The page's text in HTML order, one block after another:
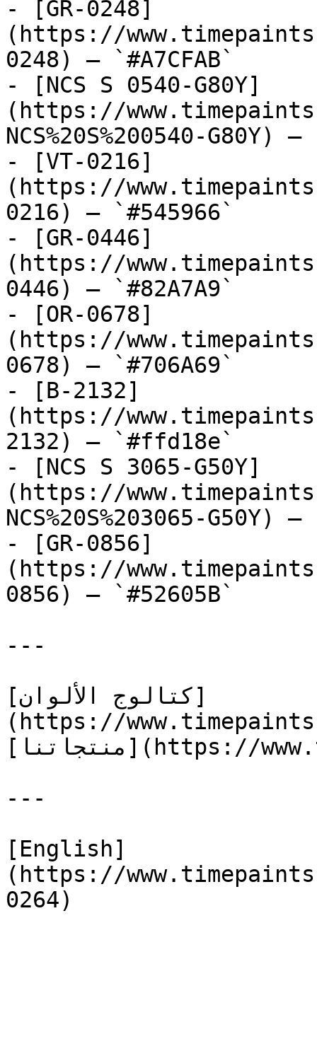
- [GR-0248]
(https://
0248) — `#A7CFAB`
- [NCS S 0540-G80Y]
(https://
NCS%20S%200540-G80Y)
- [VT-0216]
(https://
0216) — `#545966`
- [GR-0446]
(https://
0446) — `#82A7A9`
- [OR-0678]
(https://
0678) — `#706A69`
- [B-2132]
(https://
2132) — `#ffd18e`
- [NCS S 3065-G50Y]
(https://
NCS%20S%203065-G50Y)
- [GR-0856]
(https://
0856) — `#52605B`
---
[كتالوج الألوان]
(https://
[منتجاتنا](https://www.timepaints.com/ar/products)
---
[English]
(https://
0264)